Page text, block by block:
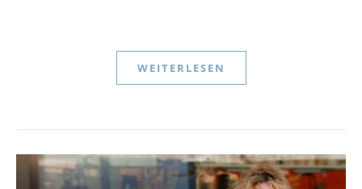
WEITERLESEN